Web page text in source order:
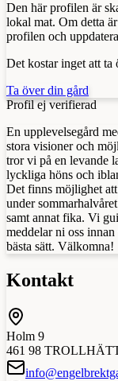
Den här profilen är
lokal mat. Om detta
profilen och
Det kostar inget att ta
Ta över din gård
Profil ej verifierad
En upplevelsegård
stora visioner och
tror vi på en levande
lyckliga höns och
Det finns möjlighet
under
samt annat fika. Vi
meddelar ni oss
bästa sätt. Välkomna!
Kontakt
Holm 9
461 98